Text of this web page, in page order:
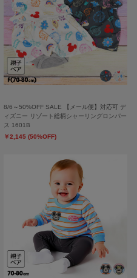
8/6～50%OFF SALE 【メール便】対応可 デ
ィズニー リゾート総柄シャーリングロンパー
ス 1601B
￥2,145 (50%OFF)